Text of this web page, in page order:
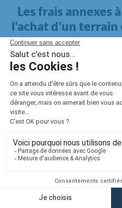
Les frais annexes
l'achat d'un terrain
Il faut également intégrer à votre
pour la maison. Outre l'achat du
faut prendre en compte la
proposée par le constructeur. Les
taxes éventuelles coûtent entre 5
localisation du
Quant auxfrais de notaire
Lorsque vous vous tournez vers
nécessaire de faire des
souvent coûteux et doivent